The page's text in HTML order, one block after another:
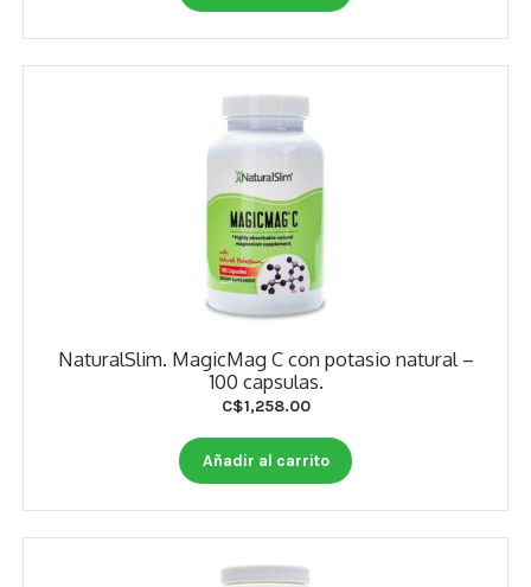
NaturalSlim. MagicMag C con potasio natural –
100 capsulas.
C$1,258.00
Añadir al carrito